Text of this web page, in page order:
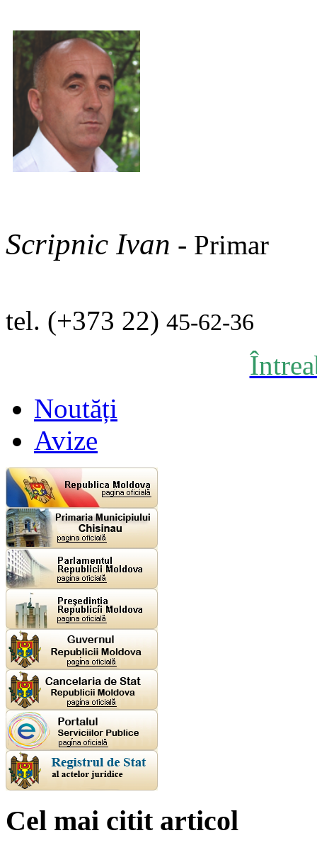
Scripnic Ivan - Primar
tel. (+373 22) 45-62-36
Noutăți
Avize
Cel mai citit articol